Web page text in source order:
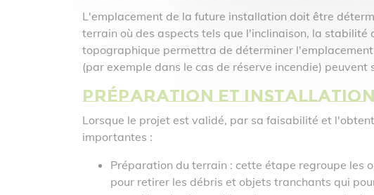
L'emplacement de la future installation doit être
terrain où des aspects tels que l'inclinaison, la
topographique permettra de déterminer
(par exemple dans le cas de réserve incendie) peuvent
Préparation et
Lorsque le projet est validé, par sa faisabilité et
importantes :
Préparation du terrain : cette étape regroupe les
pour retirer les débris et objets tranchants qui